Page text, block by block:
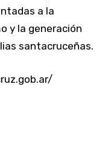
a la
y la generación
santacruceñas.